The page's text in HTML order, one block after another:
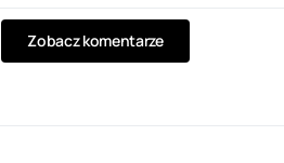
Zobacz komentarze